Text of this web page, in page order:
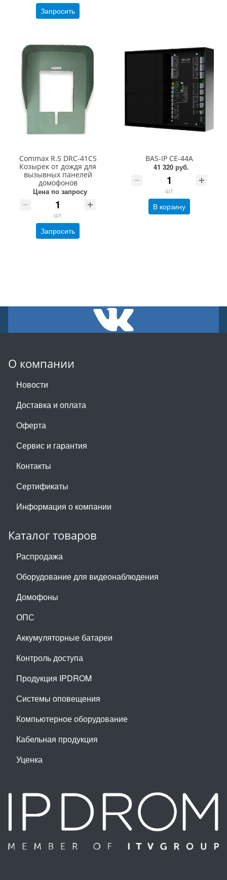
Запросить
Commax R.S DRC-41CS
Козырек от дождя для
вызывных панелей
домофонов
Цена по запросу
шт
Запросить
BAS-IP CE-44A
41 320 руб.
шт
В корзину
О компании
Новости
Доставка и оплата
Оферта
Сервис и гарантия
Контакты
Сертификаты
Информация о компании
Каталог товаров
Распродажа
Оборудование для видеонаблюдения
Домофоны
ОПС
Аккумуляторные батареи
Контроль доступа
Продукция IPDROM
Системы оповещения
Компьютерное оборудование
Кабельная продукция
Уценка